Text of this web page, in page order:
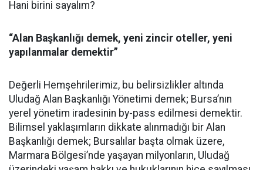
Hani birini sayalım?
“Alan Başkanlığı demek, yeni zincir oteller, yeni
yapılanmalar demektir”
Değerli Hemşehrilerimiz, bu belirsizlikler altında
Uludağ Alan Başkanlığı Yönetimi demek; Bursa’nın
yerel yönetim iradesinin by-pass edilmesi demektir.
Bilimsel yaklaşımların dikkate alınmadığı bir Alan
Başkanlığı demek; Bursalılar başta olmak üzere,
Marmara Bölgesi’nde yaşayan milyonların, Uludağ